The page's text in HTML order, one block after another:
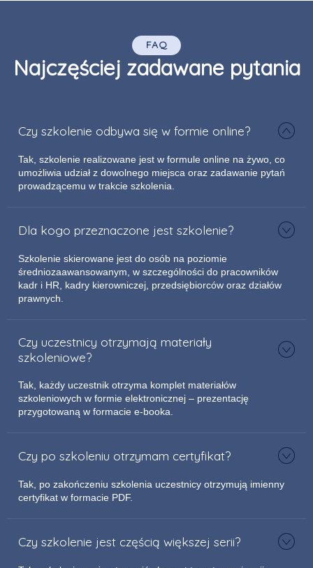
FAQ
Najczęściej zadawane pytania
Czy szkolenie odbywa się w formie online?
Tak, szkolenie realizowane jest w formule online na żywo, co
umożliwia udział z dowolnego miejsca oraz zadawanie pytań
prowadzącemu w trakcie szkolenia.
Dla kogo przeznaczone jest szkolenie?
Szkolenie skierowane jest do osób na poziomie
średniozaawansowanym, w szczególności do pracowników
kadr i HR, kadry kierowniczej, przedsiębiorców oraz działów
prawnych.
Czy uczestnicy otrzymają materiały
szkoleniowe?
Tak, każdy uczestnik otrzyma komplet materiałów
szkoleniowych w formie elektronicznej – prezentację
przygotowaną w formacie e-booka.
Czy po szkoleniu otrzymam certyfikat?
Tak, po zakończeniu szkolenia uczestnicy otrzymują imienny
certyfikat w formacie PDF.
Czy szkolenie jest częścią większej serii?